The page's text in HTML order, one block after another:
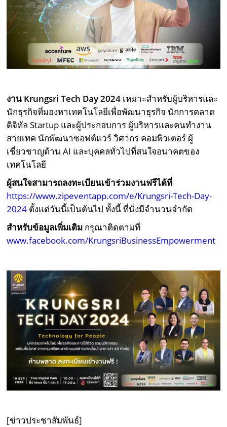
งาน Krungsri Tech Day 2024 เหมาะสำหรับผู้บริหารและ
นักธุรกิจที่มองหาเทคโนโลยีเพื่อพัฒนาธุรกิจ นักการตลาด
ดิจิทัล Startup และผู้ประกอบการ ผู้บริหารและคนทำงาน
สายเทค นักพัฒนาซอฟต์แวร์ วิศวกร คอมพิวเตอร์ ผู้
เชี่ยวชาญด้าน AI และบุคคลทั่วไปที่สนใจอนาคตของ
เทคโนโลยี
ผู้สนใจสามารถลงทะเบียนเข้าร่วมงานฟรีได้ที่
https://www.zipeventapp.com/e/Krungsri-Tech-Day-
2024 ตั้งแต่วันนี้เป็นต้นไป ทั้งนี้ ที่นั่งมีจำนวนจำกัด
สำหรับข้อมูลเพิ่มเติม กรุณาติดตามที่
www.facebook.com/KrungsriBusinessEmpowerment
[ข่าวประชาสัมพันธ์]